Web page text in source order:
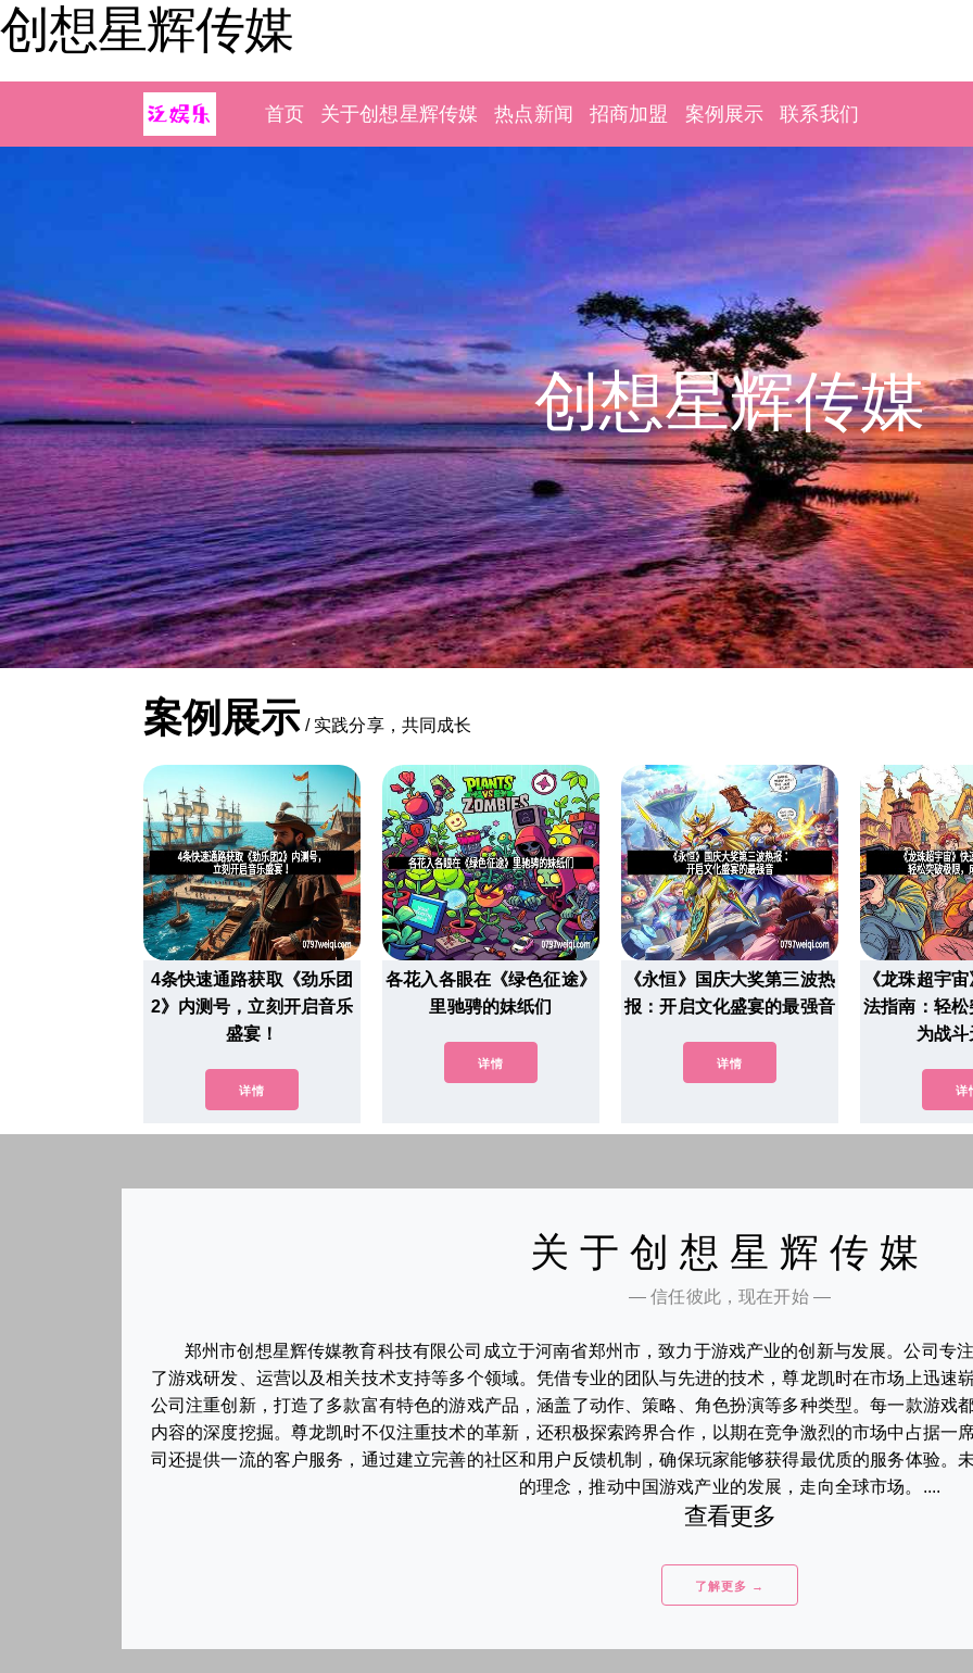
创想星辉传媒
首页 关于创想星辉传媒 热点新闻 招商加盟 案例展示 联系我们
创想星辉传媒
案例展示 / 实践分享，共同成长
4条快速通路获取《劲乐团
2》内测号，立刻开启音乐
盛宴！
详情
各花入各眼在《绿色征途》
里驰骋的妹纸们
详情
《永恒》国庆大奖第三波热
报：开启文化盛宴的最强音
详情
《龙珠超宇
法指南：轻
为战
详
关于创想星辉传媒
— 信任彼此，现在开始 —
郑州市创想星辉传媒教育科技有限公司成立于河南省郑州市，致力于游戏产业的创新与发展。公司专
了游戏研发、运营以及相关技术支持等多个领域。凭借专业的团队与先进的技术，尊龙凯时在市场上迅速
公司注重创新，打造了多款富有特色的游戏产品，涵盖了动作、策略、角色扮演等多种类型。每一款游戏
内容的深度挖掘。尊龙凯时不仅注重技术的革新，还积极探索跨界合作，以期在竞争激烈的市场中占据一
司还提供一流的客户服务，通过建立完善的社区和用户反馈机制，确保玩家能够获得最优质的服务体验。
的理念，推动中国游戏产业的发展，走向全球市场。....
查看更多
了解更多 →